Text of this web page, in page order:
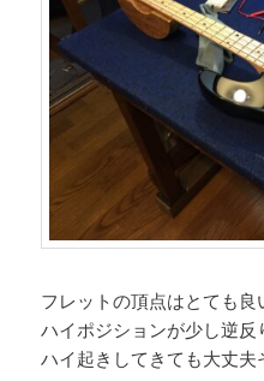
フレットの頂点はとても
ハイポジションが少し逆
ハイ起きしてきても大丈夫